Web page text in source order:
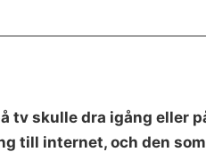
tv skulle dra igång eller
till internet, och den